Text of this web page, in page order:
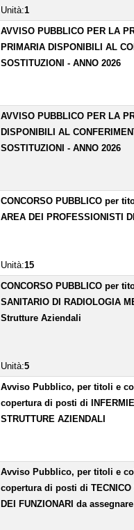
Unità:1
AVVISO PUBBLICO PER LA
PRIMARIA DISPONIBILI AL
SOSTITUZIONI - ANNO 2026
AVVISO PUBBLICO PER LA
DISPONIBILI AL
SOSTITUZIONI - ANNO 2026
CONCORSO PUBBLICO per
AREA DEI PROFESSIONISTI
Unità:15
CONCORSO PUBBLICO per
SANITARIO DI RADIOLOGIA
Strutture Aziendali
Unità:5
Avviso Pubblico, per titoli e
copertura di posti di
STRUTTURE AZIENDALI
Avviso Pubblico, per titoli e
copertura di posti di TECNICO
DEI FUNZIONARI da